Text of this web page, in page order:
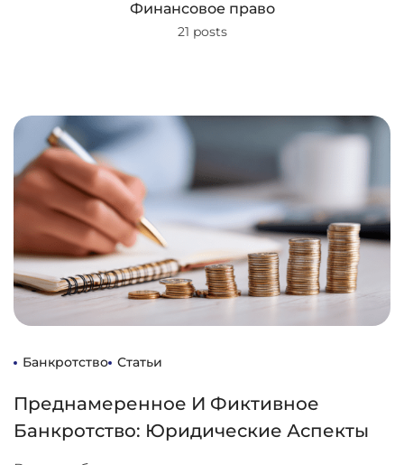
Финансовое право
21 posts
Банкротство Статьи
Преднамеренное И Фиктивное
Банкротство: Юридические Аспекты